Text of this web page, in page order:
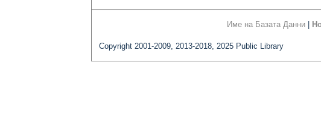
Име на Базата Данни
Copyright 2001-2009, 2013-2018, 2025 Public Library